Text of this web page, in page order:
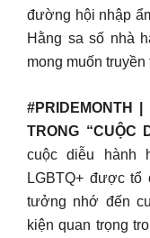
đường hội nhập
Hằng sa số nhà
mong muốn
#PRIDEMONTH
TRONG “CUỘC
cuộc diễu hành
LGBTQ+ được
tưởng nhớ đến
kiện quan trọng